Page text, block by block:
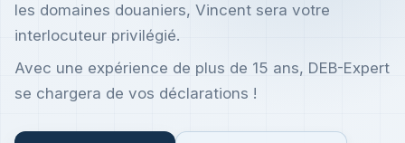
les domaines douaniers, Vincent sera votre
interlocuteur privilégié.
Avec une expérience de plus de 15 ans, DEB-Expert
se chargera de vos déclarations !